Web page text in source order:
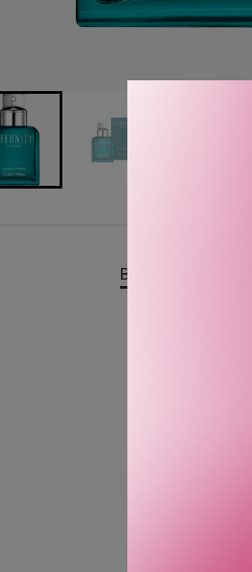
BESKRIVELSE
Calvin Klein
Aromatic
duften.
kraftig bunn med
dristige duften
Toppnoter:
Bunnoter: